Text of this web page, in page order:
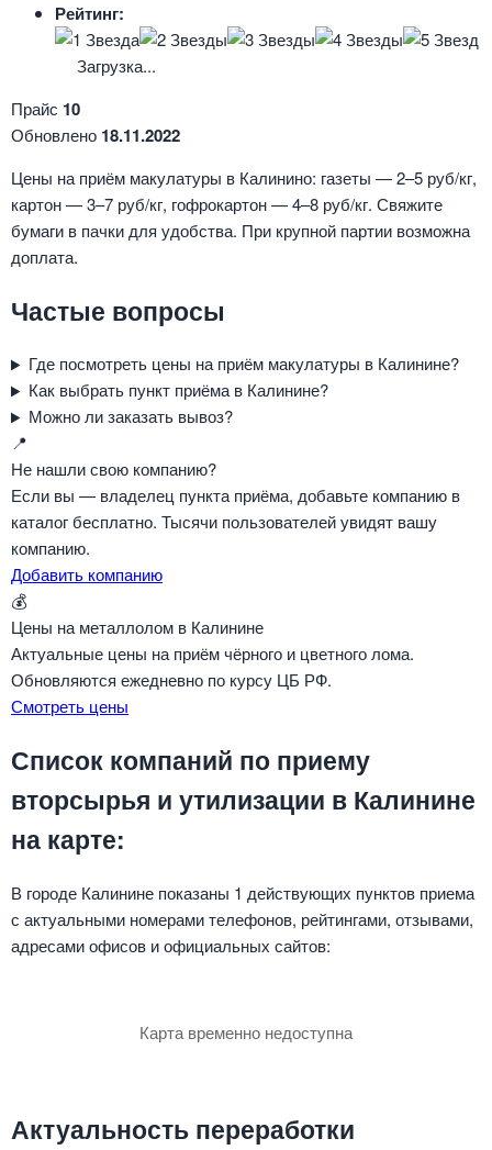
Рейтинг:
Загрузка...
Прайс 10
Обновлено 18.11.2022
Цены на приём макулатуры в Калинино: газеты — 2–5 руб/кг,
картон — 3–7 руб/кг, гофрокартон — 4–8 руб/кг. Свяжите
бумаги в пачки для удобства. При крупной партии возможна
доплата.
Частые вопросы
Где посмотреть цены на приём макулатуры в Калинине?
Как выбрать пункт приёма в Калинине?
Можно ли заказать вывоз?
📍
Не нашли свою компанию?
Если вы — владелец пункта приёма, добавьте компанию в
каталог бесплатно. Тысячи пользователей увидят вашу
компанию.
Добавить компанию
💰
Цены на металлолом в Калинине
Актуальные цены на приём чёрного и цветного лома.
Обновляются ежедневно по курсу ЦБ РФ.
Смотреть цены
Список компаний по приему
вторсырья и утилизации в Калинине
на карте:
В городе Калинине показаны 1 действующих пунктов приема
с актуальными номерами телефонов, рейтингами, отзывами,
адресами офисов и официальных сайтов:
Карта временно недоступна
Актуальность переработки